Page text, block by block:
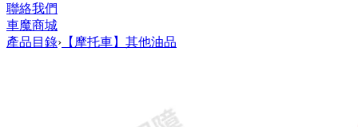
聯絡我們
車魔商城
產品目錄› 【摩托車】其他油品